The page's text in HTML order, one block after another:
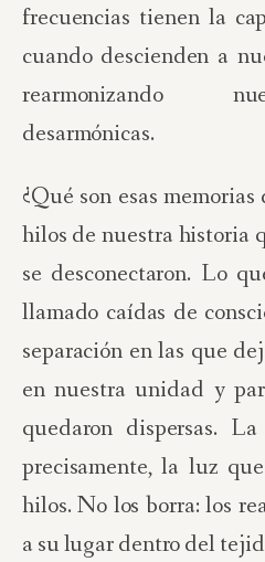
frecuencias tienen la
cuando descienden a
rearmonizando
desarmónicas.
¿Qué son esas
hilos de nuestra historia
se desconectaron. Lo
llamado caídas de
separación en las que
en nuestra unidad y
quedaron dispersas.
precisamente, la luz
hilos. No los borra: los
a su lugar dentro del